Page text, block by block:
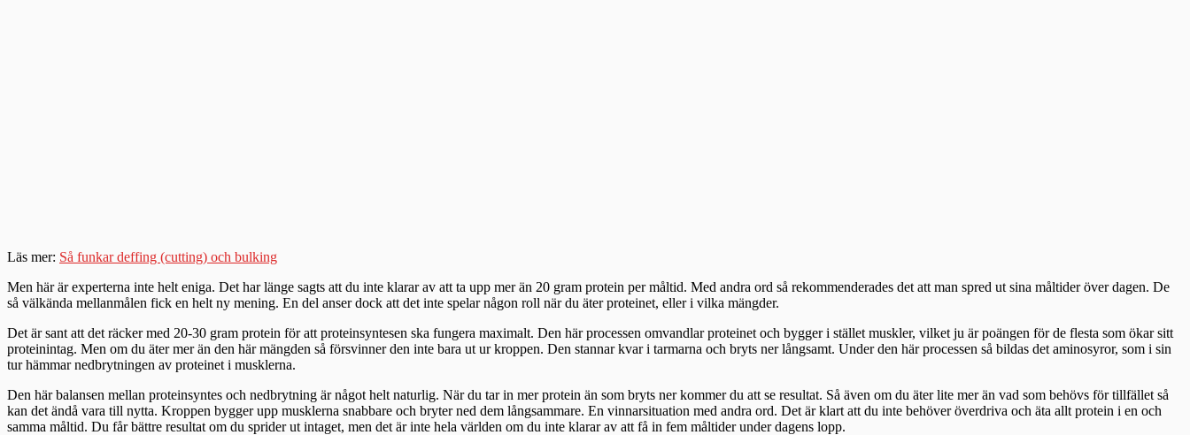
Läs mer: Så funkar deffing (cutting) och bulking
Men här är experterna inte helt eniga. Det har länge sagts att du inte klarar av att ta upp mer än 20 gram protein per måltid. Med andra ord så rekommenderades det att man spred ut sina måltider över dagen. De
så välkända mellanmålen fick en helt ny mening. En del anser dock att det inte spelar någon roll när du äter proteinet, eller i vilka mängder.
Det är sant att det räcker med 20-30 gram protein för att proteinsyntesen ska fungera maximalt. Den här processen omvandlar proteinet och bygger i stället muskler, vilket ju är poängen för de flesta som ökar sitt
proteinintag. Men om du äter mer än den här mängden så försvinner den inte bara ut ur kroppen. Den stannar kvar i tarmarna och bryts ner långsamt. Under den här processen så bildas det aminosyror, som i sin
tur hämmar nedbrytningen av proteinet i musklerna.
Den här balansen mellan proteinsyntes och nedbrytning är något helt naturlig. När du tar in mer protein än som bryts ner kommer du att se resultat. Så även om du äter lite mer än vad som behövs för tillfället så
kan det ändå vara till nytta. Kroppen bygger upp musklerna snabbare och bryter ned dem långsammare. En vinnarsituation med andra ord. Det är klart att du inte behöver överdriva och äta allt protein i en och
samma måltid. Du får bättre resultat om du sprider ut intaget, men det är inte hela världen om du inte klarar av att få in fem måltider under dagens lopp.